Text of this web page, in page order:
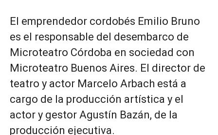
El emprendedor cordobés Emilio Bruno
es el responsable del desembarco de
Microteatro Córdoba en sociedad con
Microteatro Buenos Aires. El director de
teatro y actor Marcelo Arbach está a
cargo de la producción artística y el
actor y gestor Agustín Bazán, de la
producción ejecutiva.